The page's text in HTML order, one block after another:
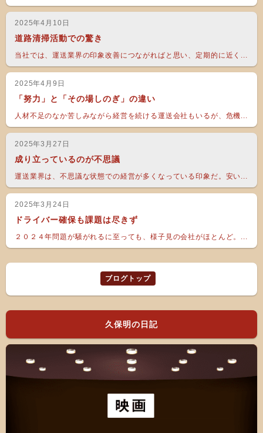
2025年4月10日
道路清掃活動での驚き
当社では、運送業界の印象改善につながればと思い、定期的に近く...
2025年4月9日
「努力」と「その場しのぎ」の違い
人材不足のなか苦しみながら経営を続ける運送会社もいるが、危機...
2025年3月27日
成り立っているのが不思議
運送業界は、不思議な状態での経営が多くなっている印象だ。安い...
2025年3月24日
ドライバー確保も課題は尽きず
２０２４年問題が騒がれるに至っても、様子見の会社がほとんど。...
ブログトップ
久保明の日記